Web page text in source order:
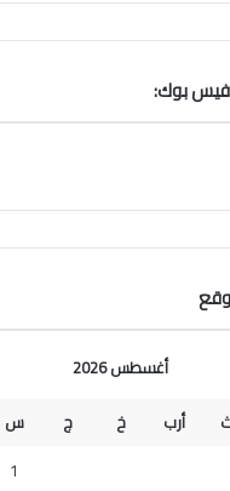
فيس بوك:
أغسطس 2026
أرب خ ج س
1